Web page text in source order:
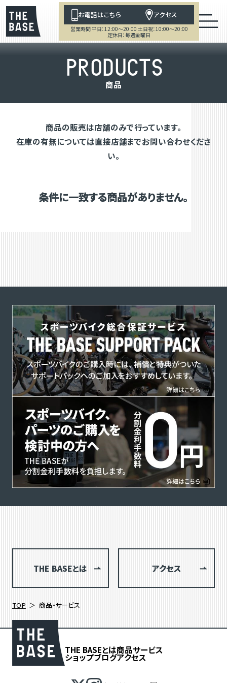
お電話はこちら アクセス
営業時間 平日：12:00～20:00 土日祝：10:00～20:00
定休日：毎週金曜日
PRODUCTS
商品
商品の販売は店舗のみで行っています。
在庫の有無については直接店舗までお問い合わせくださ
い。
条件に一致する商品がありません。
THE BASEとは アクセス
TOP 商品・サービス
THE BASEとは商品サービス
ショップブログアクセス